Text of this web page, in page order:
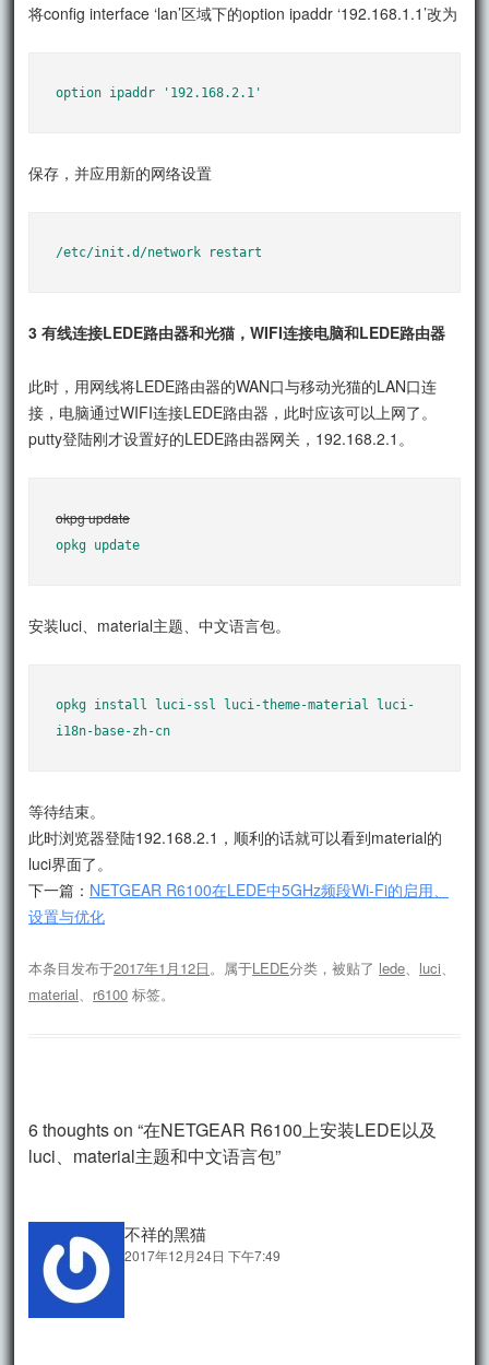
将config interface ‘lan’区域下的option ipaddr ‘192.168.1.1’改为
option ipaddr '192.168.2.1'
保存，并应用新的网络设置
/etc/init.d/network restart
3 有线连接LEDE路由器和光猫，WIFI连接电脑和LEDE路由器
此时，用网线将LEDE路由器的WAN口与移动光猫的LAN口连
接，电脑通过WIFI连接LEDE路由器，此时应该可以上网了。
putty登陆刚才设置好的LEDE路由器网关，192.168.2.1。
okpg update
opkg update
安装luci、material主题、中文语言包。
opkg install luci-ssl luci-theme-material luci-
i18n-base-zh-cn
等待结束。
此时浏览器登陆192.168.2.1，顺利的话就可以看到material的
luci界面了。
下一篇： NETGEAR R6100在LEDE中5GHz频段Wi-Fi的启用、
设置与优化
本条目发布于2017年1月12日 。属于LEDE分类，被贴了 lede luci
material
r6100 标签。
6 thoughts on “在NETGEAR R6100上安装LEDE以及
luci、material主题和中文语言包”
不祥的黑猫
2017年12月24日 下午7:49